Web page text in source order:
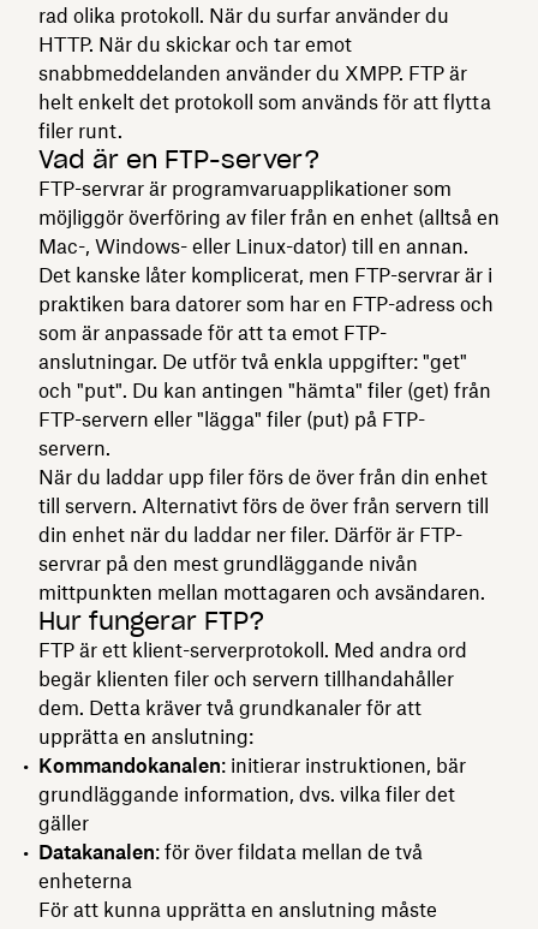
rad olika protokoll. När du surfar använder du
HTTP. När du skickar och tar emot
snabbmeddelanden använder du XMPP. FTP är
helt enkelt det protokoll som används för att flytta
filer runt.
Vad är en FTP-server?
FTP-servrar är programvaruapplikationer som
möjliggör överföring av filer från en enhet (alltså en
Mac-, Windows- eller Linux-dator) till en annan.
Det kanske låter komplicerat, men FTP-servrar är i
praktiken bara datorer som har en FTP-adress och
som är anpassade för att ta emot FTP-
anslutningar. De utför två enkla uppgifter: "get"
och "put". Du kan antingen "hämta" filer (get) från
FTP-servern eller "lägga" filer (put) på FTP-
servern.
När du laddar upp filer förs de över från din enhet
till servern. Alternativt förs de över från servern till
din enhet när du laddar ner filer. Därför är FTP-
servrar på den mest grundläggande nivån
mittpunkten mellan mottagaren och avsändaren.
Hur fungerar FTP?
FTP är ett klient-serverprotokoll. Med andra ord
begär klienten filer och servern tillhandahåller
dem. Detta kräver två grundkanaler för att
upprätta en anslutning:
Kommandokanalen: initierar instruktionen, bär
grundläggande information, dvs. vilka filer det
gäller
Datakanalen: för över fildata mellan de två
enheterna
För att kunna upprätta en anslutning måste